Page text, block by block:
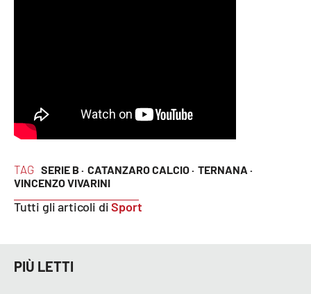
Lacapitalenews.it
Cosenzachannel.it
Catanzarochannel.it
TAG SERIE B · CATANZARO CALCIO · TERNANA ·
VINCENZO VIVARINI
Tutti gli articoli diSport
PIÙ LETTI